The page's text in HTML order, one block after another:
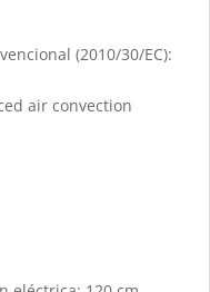
(2010/30/EC):
air convection